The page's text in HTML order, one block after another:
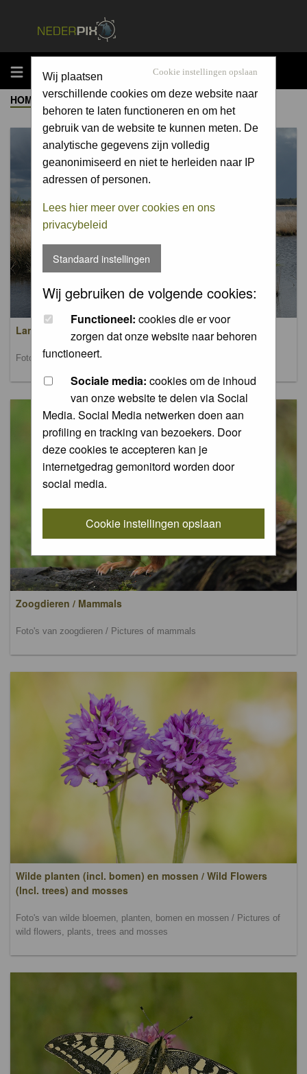
MENU Cookie instellingen opslaan
Wij plaatsen
verschillende cookies om deze website naar
behoren te laten functioneren en om het
gebruik van de website te kunnen meten. De
analytische gegevens zijn volledig
geanonimiseerd en niet te herleiden naar IP
adressen of personen.
Lees hier meer over cookies en ons
privacybeleid
Standaard instellingen
Wij gebruiken de volgende cookies:
Functioneel: cookies die er voor
zorgen dat onze website naar behoren
functioneert.
Sociale media: cookies om de inhoud
van onze website te delen via Social
Media. Social Media netwerken doen aan
profiling en tracking van bezoekers. Door
deze cookies te accepteren kan je
internetgedrag gemonitord worden door
social media.
Cookie instellingen opslaan
HOME ->ALBUM
Landschappen / Landscapes
Foto's van landschappen / Pictures of landscapes
Zoogdieren / Mammals
Foto's van zoogdieren / Pictures of mammals
Wilde planten (incl. bomen) en mossen / Wild Flowers
(lncl. trees) and mosses
Foto's van wilde bloemen, planten, bomen en mossen / Pictures of
wild flowers, plants, trees and mosses